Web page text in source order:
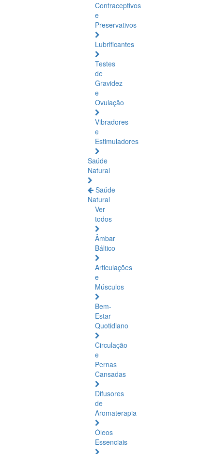
Contraceptivos
e
Preservativos
Lubrificantes
Testes
de
Gravidez
e
Ovulação
Vibradores
e
Estimuladores
Saúde
Natural
Saúde
Natural
Ver
todos
Âmbar
Báltico
Articulações
e
Músculos
Bem-
Estar
Quotidiano
Circulação
e
Pernas
Cansadas
Difusores
de
Aromaterapia
Óleos
Essenciais